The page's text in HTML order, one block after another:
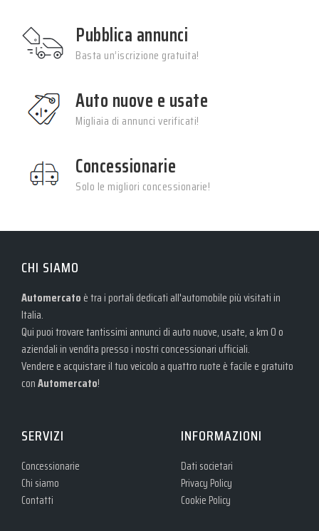
Pubblica annunci
Basta un’iscrizione gratuita!
Auto nuove e usate
Migliaia di annunci verificati!
Concessionarie
Solo le migliori concessionarie!
CHI SIAMO
Automercato è tra i portali dedicati all'automobile più visitati in
Italia.
Qui puoi trovare tantissimi annunci di auto nuove, usate, a km 0 o
aziendali in vendita presso i nostri concessionari ufficiali.
Vendere e acquistare il tuo veicolo a quattro ruote è facile e gratuito
conAutomercato!
SERVIZI
Concessionarie
Chi siamo
Contatti
INFORMAZIONI
Dati societari
Privacy Policy
Cookie Policy